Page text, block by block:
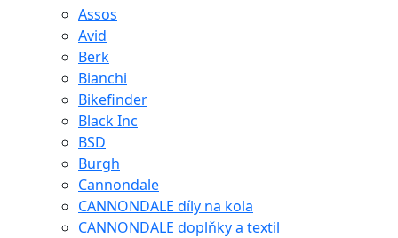
Assos
Avid
Berk
Bianchi
Bikefinder
Black Inc
BSD
Burgh
Cannondale
CANNONDALE díly na kola
CANNONDALE doplňky a textil